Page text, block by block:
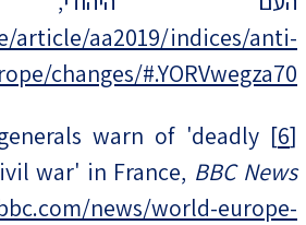
article/aa2019/indices/anti-
changes/#.YORVwegza70
[6]
warn of 'deadly
war' in France, BBC News
news/world-europe-